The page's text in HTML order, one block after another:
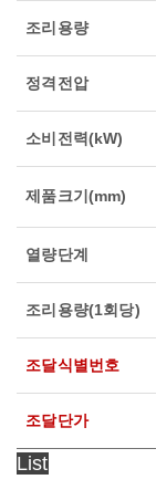
조리용량
정격전압
소비전력(kW)
제품크기(mm)
열량단계
조리용량(1회당)
조달식별번호
조달단가
List